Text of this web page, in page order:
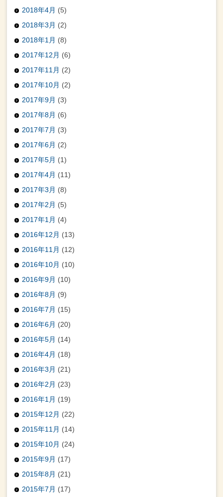
2018年4月 (5)
2018年3月 (2)
2018年1月 (8)
2017年12月 (6)
2017年11月 (2)
2017年10月 (2)
2017年9月 (3)
2017年8月 (6)
2017年7月 (3)
2017年6月 (2)
2017年5月 (1)
2017年4月 (11)
2017年3月 (8)
2017年2月 (5)
2017年1月 (4)
2016年12月 (13)
2016年11月 (12)
2016年10月 (10)
2016年9月 (10)
2016年8月 (9)
2016年7月 (15)
2016年6月 (20)
2016年5月 (14)
2016年4月 (18)
2016年3月 (21)
2016年2月 (23)
2016年1月 (19)
2015年12月 (22)
2015年11月 (14)
2015年10月 (24)
2015年9月 (17)
2015年8月 (21)
2015年7月 (17)